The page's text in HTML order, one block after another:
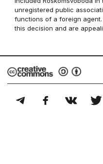
unregistered public
functions of a foreign
this decision and are